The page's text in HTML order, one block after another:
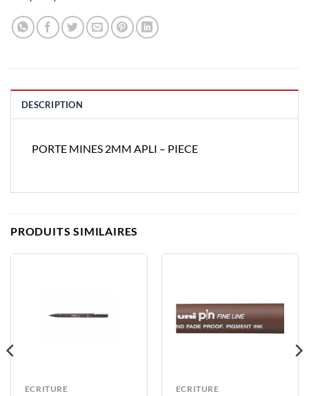
DESCRIPTION
PORTE MINES 2MM APLI – PIECE
PRODUITS SIMILAIRES
ECRITURE ECRITURE